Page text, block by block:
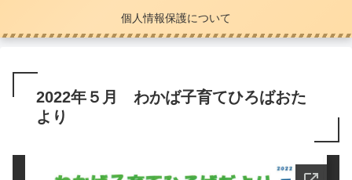
個人情報保護について
2022年５月 わかば子育てひろばおた
より